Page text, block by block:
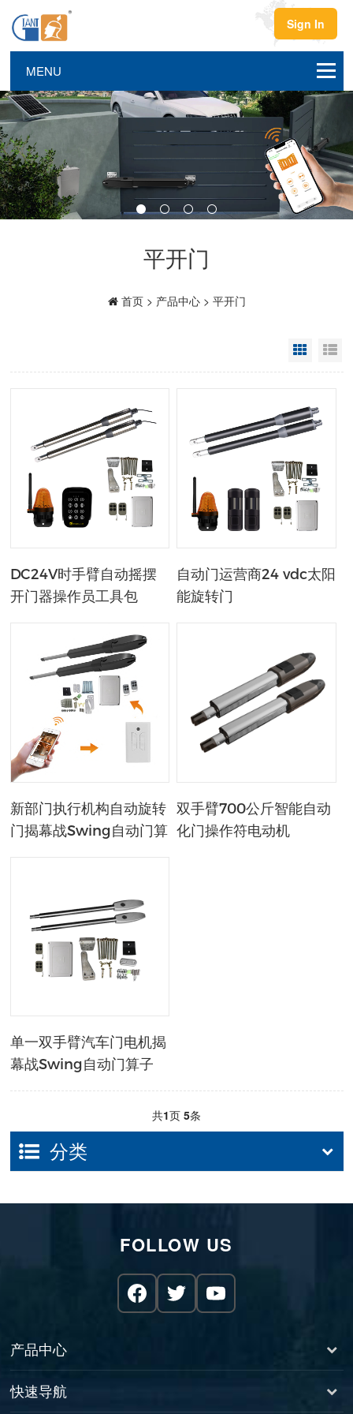
Sign In
平开门
首页> 产品中心> 平开门
Grid
DC24V时手臂自动摇摆
开门器操作员工具包
自动门运营商24 vdc太阳
能旋转门
新部门执行机构自动旋转
门揭幕战Swing自动门算
双手臂700公斤智能自动
化门操作符电动机
单一双手臂汽车门电机揭
幕战Swing自动门算子
共1页 5条
分类
FOLLOW US
产品中心
快速导航